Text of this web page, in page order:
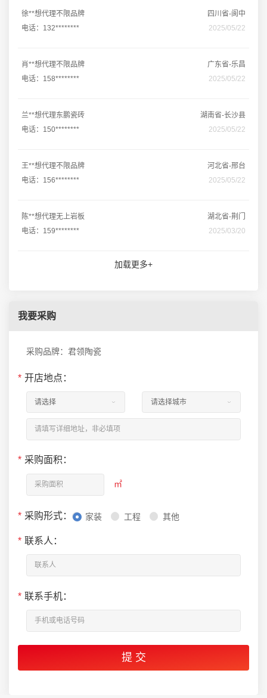
徐**想代理不限品牌
四川省-阆中
电话：132********
2025/05/22
肖**想代理不限品牌
广东省-乐昌
电话：158********
2025/05/22
兰**想代理东鹏瓷砖
湖南省-长沙县
电话：150********
2025/05/22
王**想代理不限品牌
河北省-邢台
电话：156********
2025/05/22
陈**想代理无上岩板
湖北省-荆门
电话：159********
2025/03/20
加载更多+
我要采购
采购品牌：君领陶瓷
* 开店地点：
* 采购面积：
㎡
* 采购形式： 家装 工程 其他
* 联系人：
* 联系手机：